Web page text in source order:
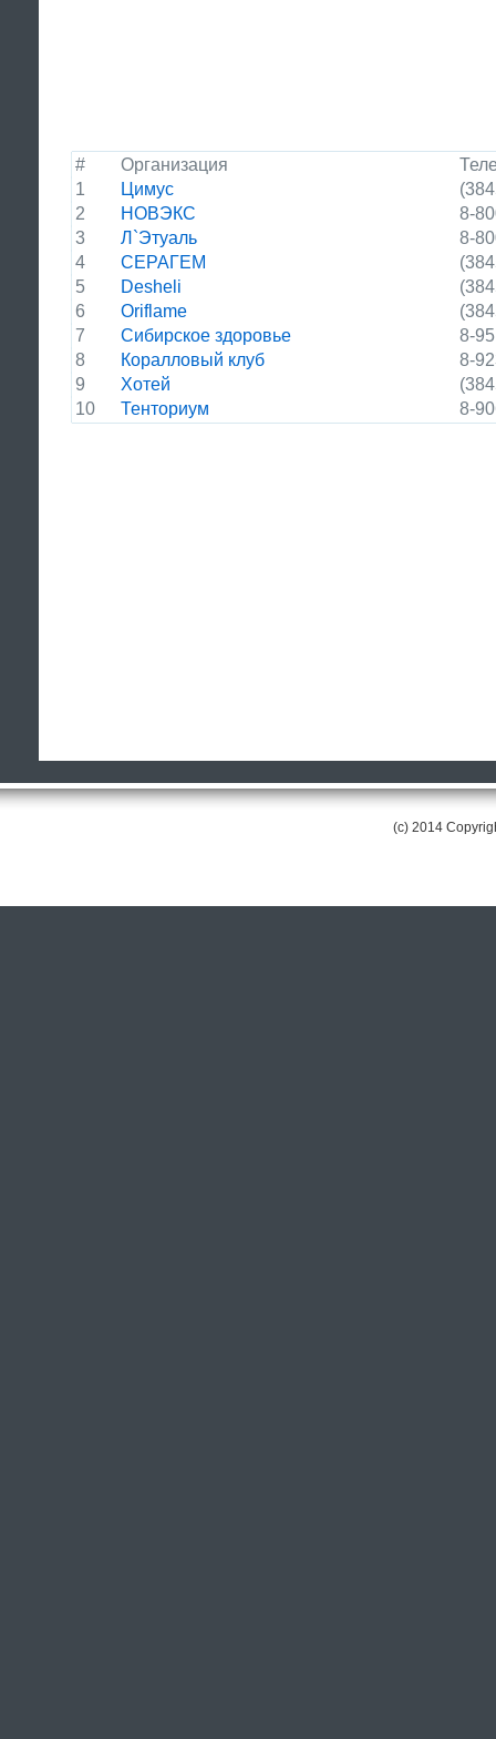
# Организация
1
Цимус
2
НОВЭКС
8-
3
Л`Этуаль
8-
4
СЕРАГЕМ
5
Desheli
6
Oriflame
7
Сибирское здоровье
8-
8
Коралловый клуб
8-
9
Хотей
10
Тенториум 8-
(c) 2014